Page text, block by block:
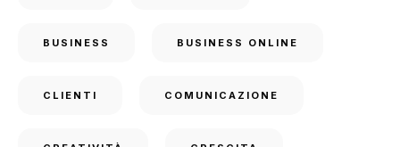
BUSINESS BUSINESS ONLINE
CLIENTI COMUNICAZIONE